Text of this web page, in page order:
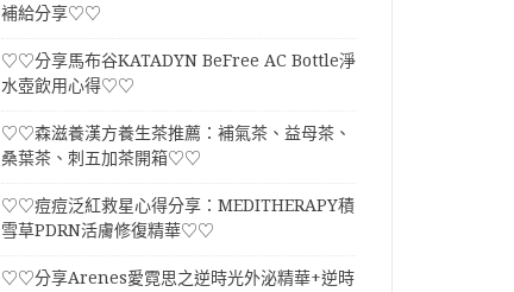
補給分享♡♡
♡♡分享馬布谷KATADYN BeFree AC Bottle淨
水壺飲用心得♡♡
♡♡森滋養漢方養生茶推薦：補氣茶、益母茶、
桑葉茶、刺五加茶開箱♡♡
♡♡痘痘泛紅救星心得分享：MEDITHERAPY積
雪草PDRN活膚修復精華♡♡
♡♡分享Arenes愛霓思之逆時光外泌精華+逆時